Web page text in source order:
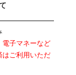
子マネーなど
はご利用いただ